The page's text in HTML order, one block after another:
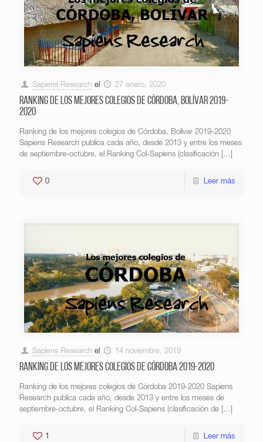
Sapiens Research el 27 enero, 2020
Ranking de los mejores colegios de Córdoba, Bolívar 2019-
2020
Ranking de los mejores colegios de Córdoba, Bolívar 2019-2020
Sapiens Research publica cada año, desde 2013 y entre los meses
de septiembre-octubre, el Ranking Col-Sapiens (clasificación […]
0 Leer más
Sapiens Research el 14 noviembre, 2019
Ranking de los mejores colegios de Córdoba 2019-2020
Ranking de los mejores colegios de Córdoba 2019-2020 Sapiens
Research publica cada año, desde 2013 y entre los meses de
septiembre-octubre, el Ranking Col-Sapiens (clasificación de […]
1 Leer más